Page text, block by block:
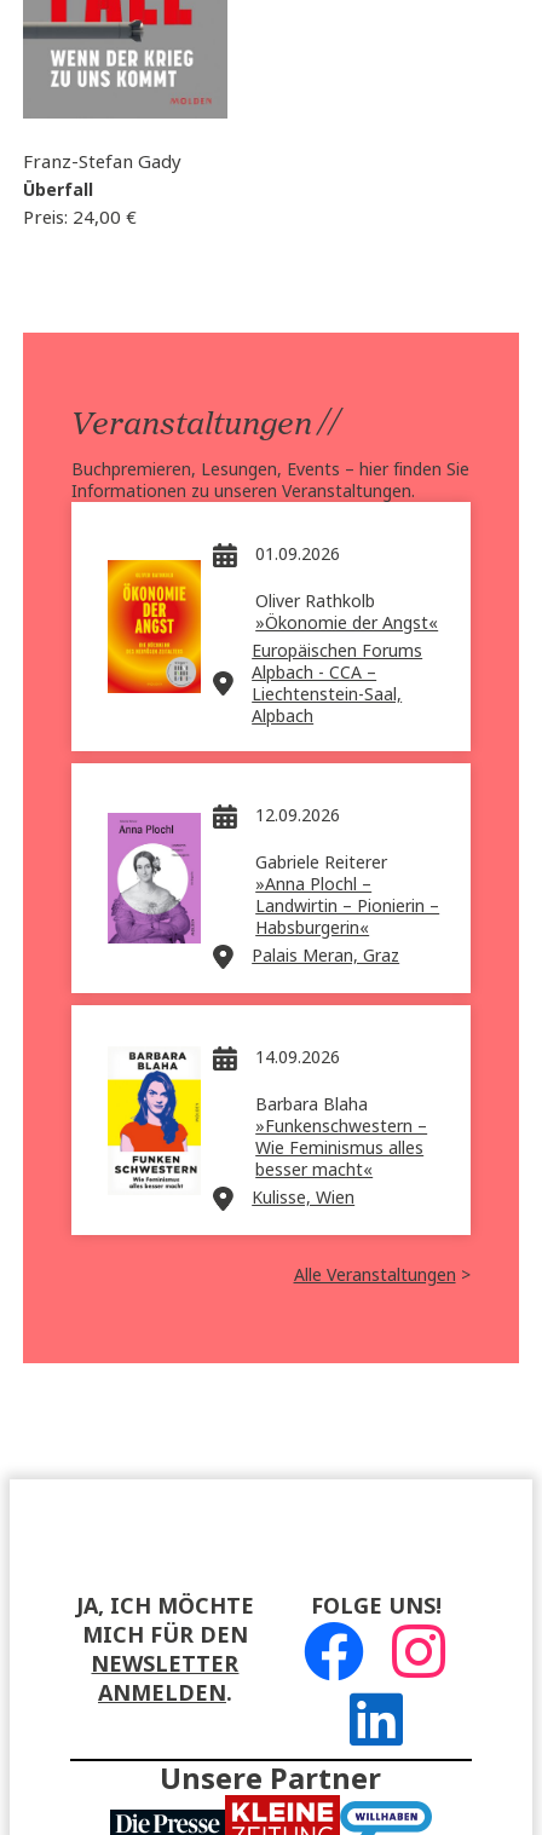
Franz-Stefan Gady
Überfall
Preis: 24,00 €
Veranstaltungen //
Buchpremieren, Lesungen, Events – hier finden Sie
Informationen zu unseren Veranstaltungen.
01.09.2026
Oliver Rathkolb
»Ökonomie der Angst«
Europäischen Forums
Alpbach - CCA –
Liechtenstein-Saal,
Alpbach
12.09.2026
Gabriele Reiterer
»Anna Plochl –
Landwirtin – Pionierin –
Habsburgerin«
Palais Meran, Graz
14.09.2026
Barbara Blaha
»Funkenschwestern –
Wie Feminismus alles
besser macht«
Kulisse, Wien
Alle Veranstaltungen >
JA, ICH MÖCHTE
MICH FÜR DEN
NEWSLETTER
ANMELDEN.
FOLGE UNS!
Unsere Partner